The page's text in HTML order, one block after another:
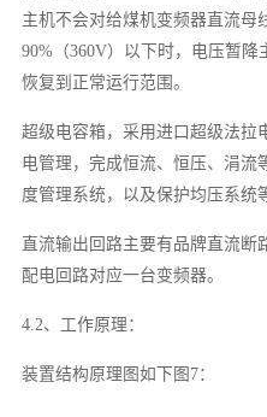
主机不会对给煤机变频器直流母
90%（360V）以下时，电压暂
恢复到正常运行范围。
超级电容箱，采用进口超级法拉
电管理，完成恒流、恒压、涓流
度管理系统，以及保护均压系统
直流输出回路主要有品牌直流断
配电回路对应一台变频器。
4.2、工作原理：
装置结构原理图如下图7：